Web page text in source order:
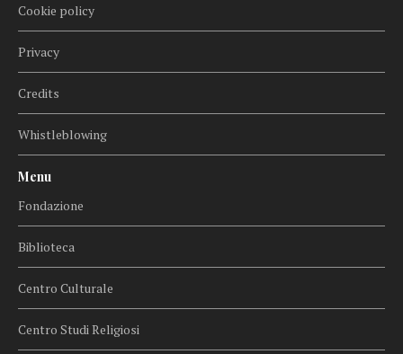
Cookie policy
Privacy
Credits
Whistleblowing
Menu
Fondazione
Biblioteca
Centro Culturale
Centro Studi Religiosi